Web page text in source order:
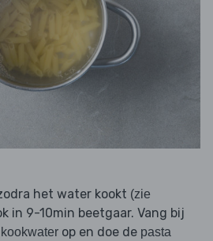
het water kookt (zie
in 9-10min beetgaar. Vang bij
op en doe de pasta